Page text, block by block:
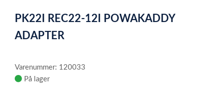
of
1
PK22I REC22-12I POWAKADDY
ADAPTER
Varenummer: 120033
På lager